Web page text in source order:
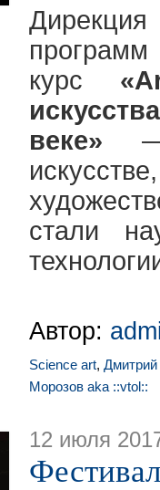
курс
веке» —
стали
Автор:
Science art,
Морозов aka ::vtol::
12 июля